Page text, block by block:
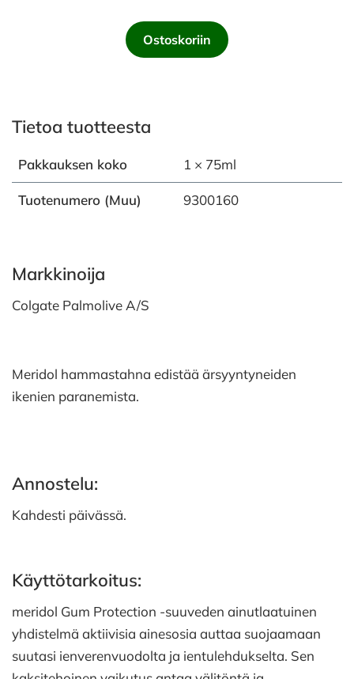
Ostoskoriin
Tietoa tuotteesta
Pakkauksen koko 1 × 75ml
Tuotenumero (Muu) 9300160
Markkinoija
Colgate Palmolive A/S
Meridol hammastahna edistää ärsyyntyneiden
ikenien paranemista.
Annostelu:
Kahdesti päivässä.
Käyttötarkoitus:
meridol Gum Protection -suuveden ainutlaatuinen
yhdistelmä aktiivisia ainesosia auttaa suojaamaan
suutasi ienverenvuodolta ja ientulehdukselta. Sen